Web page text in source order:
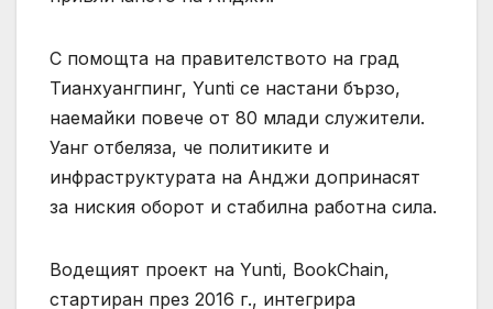
С помощта на правителството на град
Тианхуангпинг, Yunti се настани бързо,
наемайки повече от 80 млади служители.
Уанг отбеляза, че политиките и
инфраструктурата на Анджи допринасят
за ниския оборот и стабилна работна сила.
Водещият проект на Yunti, BookChain,
стартиран през 2016 г., интегрира